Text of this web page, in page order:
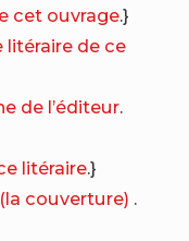
cet ouvrage.}
litéraire de ce
de l’éditeur.
litéraire.}
(la couverture) .